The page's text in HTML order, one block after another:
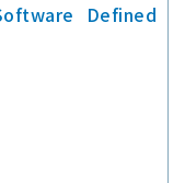
Defined